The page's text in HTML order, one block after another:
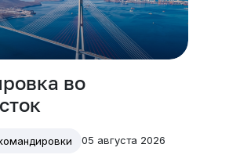
во
05 августа 2026